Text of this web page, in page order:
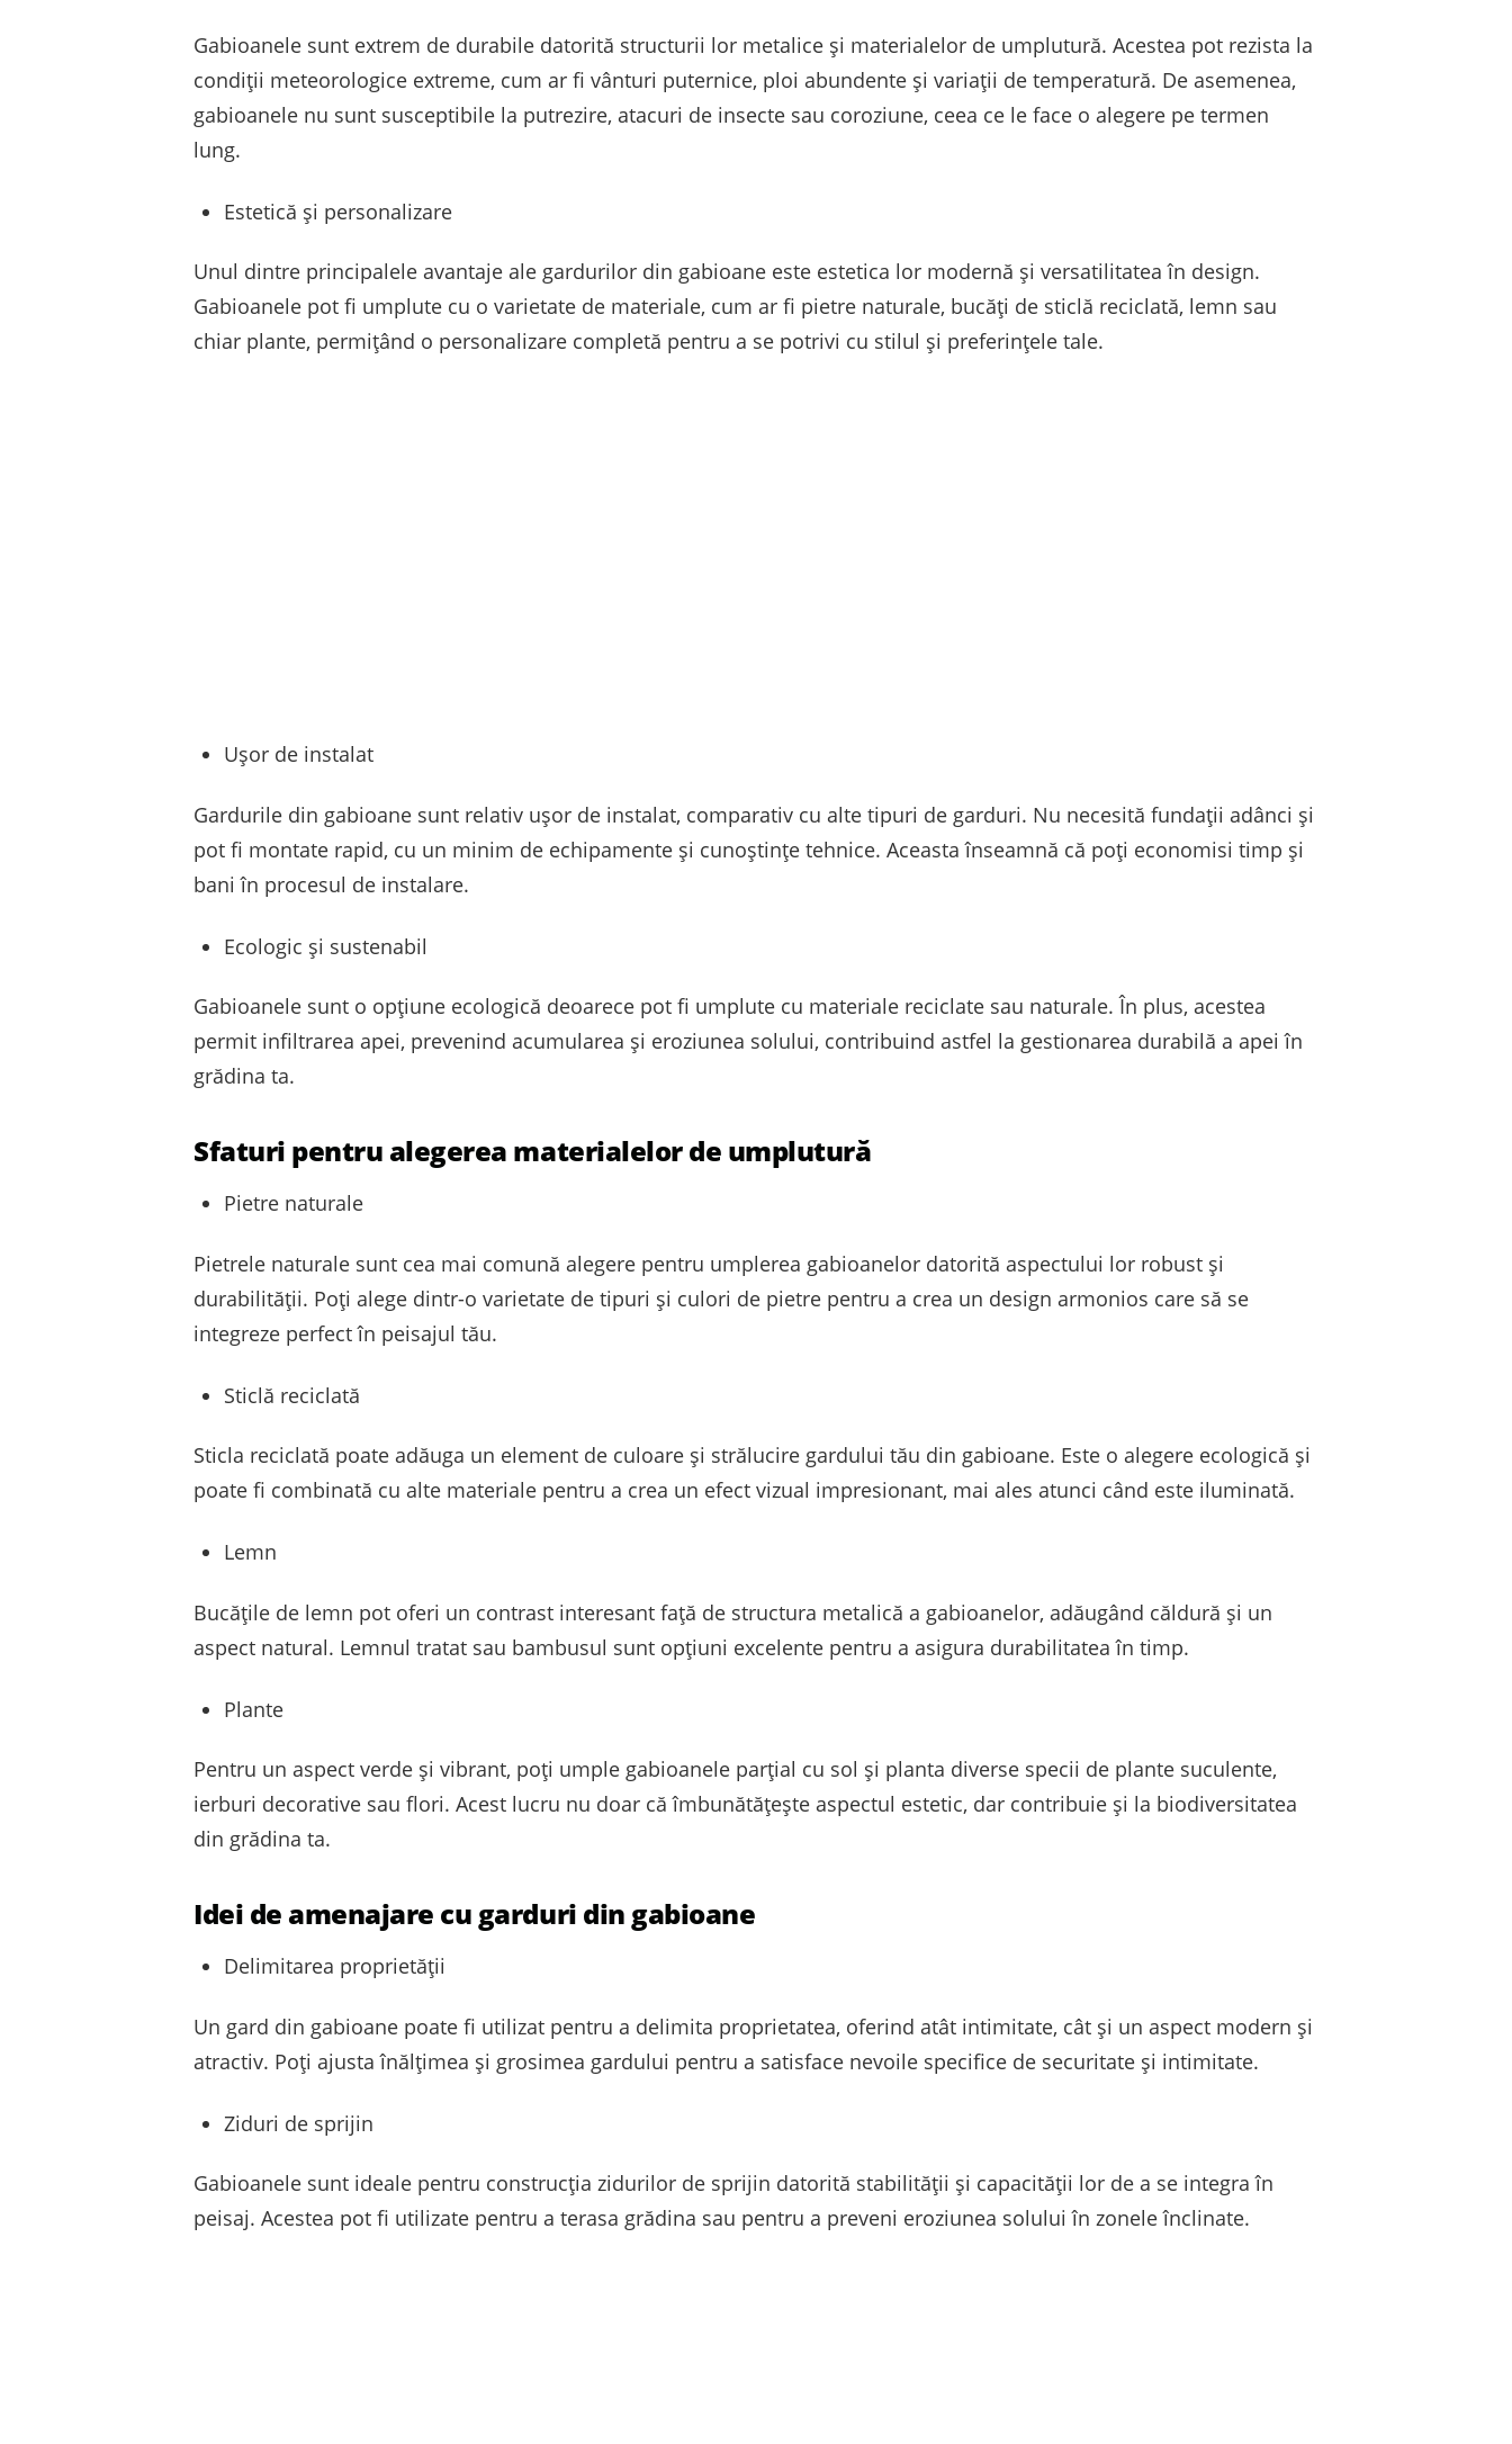
Gabioanele sunt extrem de durabile datorită structurii lor metalice și materialelor de umplutură. Acestea pot rezista la
condiții meteorologice extreme, cum ar fi vânturi puternice, ploi abundente și variații de temperatură. De asemenea,
gabioanele nu sunt susceptibile la putrezire, atacuri de insecte sau coroziune, ceea ce le face o alegere pe termen
lung.
Estetică și personalizare
Unul dintre principalele avantaje ale gardurilor din gabioane este estetica lor modernă și versatilitatea în design.
Gabioanele pot fi umplute cu o varietate de materiale, cum ar fi pietre naturale, bucăți de sticlă reciclată, lemn sau
chiar plante, permițând o personalizare completă pentru a se potrivi cu stilul și preferințele tale.
Ușor de instalat
Gardurile din gabioane sunt relativ ușor de instalat, comparativ cu alte tipuri de garduri. Nu necesită fundații adânci și
pot fi montate rapid, cu un minim de echipamente și cunoștințe tehnice. Aceasta înseamnă că poți economisi timp și
bani în procesul de instalare.
Ecologic și sustenabil
Gabioanele sunt o opțiune ecologică deoarece pot fi umplute cu materiale reciclate sau naturale. În plus, acestea
permit infiltrarea apei, prevenind acumularea și eroziunea solului, contribuind astfel la gestionarea durabilă a apei în
grădina ta.
Sfaturi pentru alegerea materialelor de umplutură
Pietre naturale
Pietrele naturale sunt cea mai comună alegere pentru umplerea gabioanelor datorită aspectului lor robust și
durabilității. Poți alege dintr-o varietate de tipuri și culori de pietre pentru a crea un design armonios care să se
integreze perfect în peisajul tău.
Sticlă reciclată
Sticla reciclată poate adăuga un element de culoare și strălucire gardului tău din gabioane. Este o alegere ecologică și
poate fi combinată cu alte materiale pentru a crea un efect vizual impresionant, mai ales atunci când este iluminată.
Lemn
Bucățile de lemn pot oferi un contrast interesant față de structura metalică a gabioanelor, adăugând căldură și un
aspect natural. Lemnul tratat sau bambusul sunt opțiuni excelente pentru a asigura durabilitatea în timp.
Plante
Pentru un aspect verde și vibrant, poți umple gabioanele parțial cu sol și planta diverse specii de plante suculente,
ierburi decorative sau flori. Acest lucru nu doar că îmbunătățește aspectul estetic, dar contribuie și la biodiversitatea
din grădina ta.
Idei de amenajare cu garduri din gabioane
Delimitarea proprietății
Un gard din gabioane poate fi utilizat pentru a delimita proprietatea, oferind atât intimitate, cât și un aspect modern și
atractiv. Poți ajusta înălțimea și grosimea gardului pentru a satisface nevoile specifice de securitate și intimitate.
Ziduri de sprijin
Gabioanele sunt ideale pentru construcția zidurilor de sprijin datorită stabilității și capacității lor de a se integra în
peisaj. Acestea pot fi utilizate pentru a terasa grădina sau pentru a preveni eroziunea solului în zonele înclinate.